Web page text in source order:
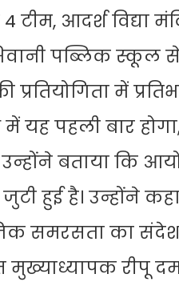
टीम, आदर्श विद्या
पब्लिक स्कूल
प्रतियोगिता में
यह पहली बार
उन्होंने बताया कि
जुटी हुई है। उन्होंने
समरसता का संदेश
मुख्याध्यापक रीपू